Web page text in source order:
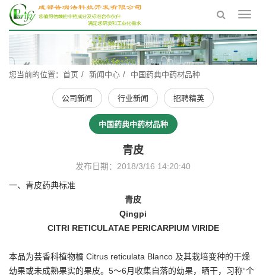
您当前的位置： 首页 新闻中心 中国药典中药材品种
公司新闻 行业新闻 招聘精英
中国药典中药材品种
青皮
发布日期：2018/3/16 14:20:40
一、青皮药典标准
青皮
Qingpi
CITRI RETICULATAE PERICARPIUM VIRIDE
本品为芸香科植物橘 Citrus reticulata Blanco 及其栽培变种的干燥
幼果或未成熟果实的果皮。5～6月收集自落的幼果，晒干，习称“个